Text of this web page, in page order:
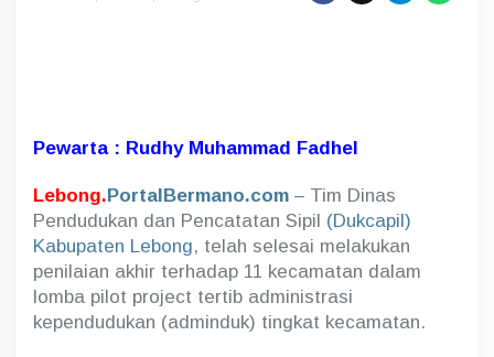
e
t
b
A
d
m
n
Pewarta : Rudhy Muhammad Fadhel
Lebong.PortalBermano.com – Tim Dinas
Pendudukan dan Pencatatan Sipil (Dukcapil)
Kabupaten Lebong, telah selesai melakukan
penilaian akhir terhadap 11 kecamatan dalam
lomba pilot project tertib administrasi
kependudukan (adminduk) tingkat kecamatan.